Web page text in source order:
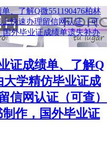
证成绩单、了解Q
大学精仿毕业证成
信网认证（可查）
作，国外毕业证